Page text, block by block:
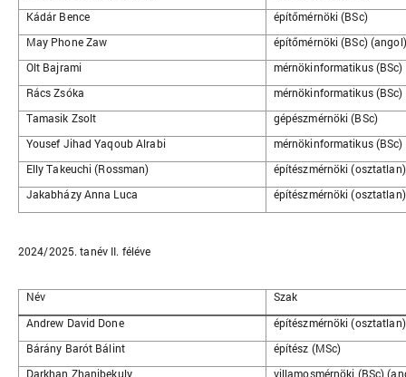
Kádár Bence
építőmérnöki (BSc)
May Phone Zaw
építőmérnöki (BSc) (angol)
Olt Bajrami
mérnökinformatikus
Rács Zsóka
mérnökinformatikus (BSc)
Tamasik Zsolt
gépészmérnöki (BSc)
Yousef Jihad Yaqoub Alrabi
mérnökinformatikus
Elly Takeuchi (Rossman)
építészmérnöki
Jakabházy Anna Luca
építészmérnöki (osztatlan)
2024/2025. tanév II. féléve
Név
Szak
Andrew David Done
építészmérnöki
Bárány Barót Bálint
építész (MSc)
Darkhan Zhanibekuly
villamosmérnöki (BSc)